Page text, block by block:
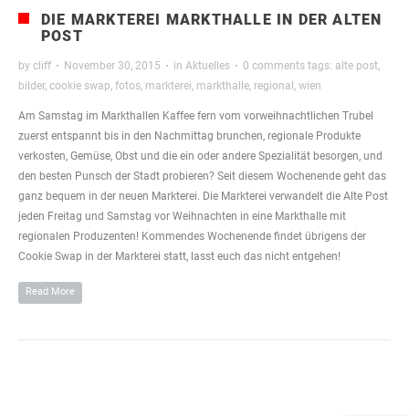
DIE MARKTEREI MARKTHALLE IN DER ALTEN
POST
by cliff · November 30, 2015 · in Aktuelles · 0 comments tags: alte post,
bilder, cookie swap, fotos, markterei, markthalle, regional , wien
Am Samstag im Markthallen Kaffee fern vom vorweihnachtlichen Trubel
zuerst entspannt bis in den Nachmittag brunchen, regionale Produkte
verkosten, Gemüse, Obst und die ein oder andere Spezialität besorgen, und
den besten Punsch der Stadt probieren? Seit diesem Wochenende geht das
ganz bequem in der neuen Markterei. Die Markterei verwandelt die Alte Post
jeden Freitag und Samstag vor Weihnachten in eine Markthalle mit
regionalen Produzenten! Kommendes Wochenende findet übrigens der
Cookie Swap in der Markterei statt, lasst euch das nicht entgehen!
Read More